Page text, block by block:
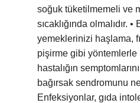
soğuk tüketilmemeli ve
sıcaklığında olmalıdır. •
yemeklerinizi haşlama,
pişirme gibi yöntemlerle
hastalığın
bağırsak sendromunu
Enfeksiyonlar, gıda